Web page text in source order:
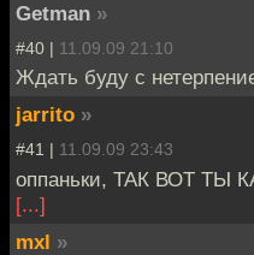
Getman »
#40 | 11.09.09 21:10
Ждать буду с
jarrito »
#41 | 11.09.09 23:43
оппаньки, ТАК ВОТ ТЫ
[...]
mxl »